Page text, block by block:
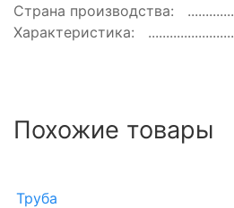
Страна производства:
Характеристика:
Похожие товары
Труба